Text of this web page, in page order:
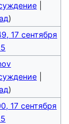
)
17 сентября
)
17 сентября